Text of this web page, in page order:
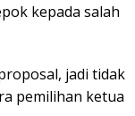
kepada salah
jadi tidak
pemilihan ketua